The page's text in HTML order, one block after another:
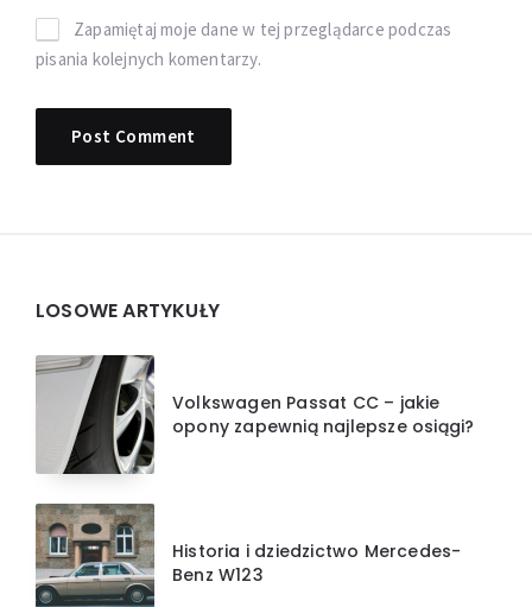
Zapamiętaj moje dane w tej przeglądarce podczas
pisania kolejnych komentarzy.
Widgets
LOSOWE ARTYKUŁY
Volkswagen Passat CC – jakie
opony zapewnią najlepsze osiągi?
Historia i dziedzictwo Mercedes-
Benz W123